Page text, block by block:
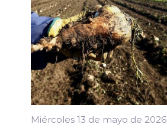
Miércoles 13 de mayo de 2026